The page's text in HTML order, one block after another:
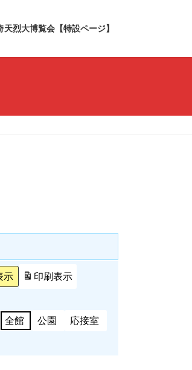
天烈大博覧会【特設ページ】
印刷表示
全館 公園 応接室